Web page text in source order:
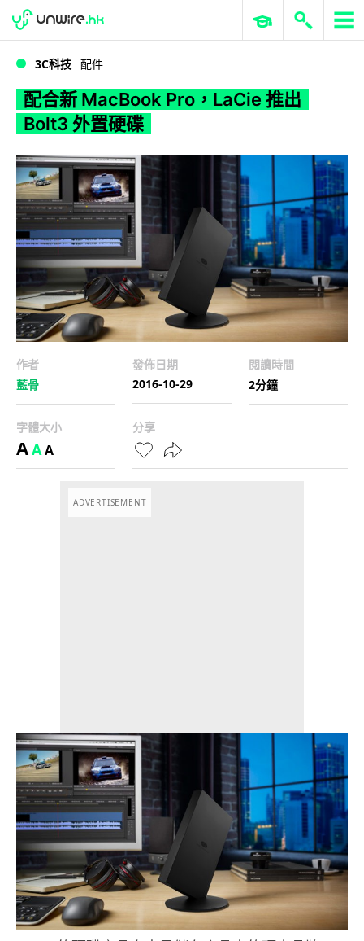
WWDC 2026 ERP 與商業 AI
3C科技 配件
配合新 MacBook Pro，LaCie 推出
Bolt3 外置硬碟
作者
藍骨
發佈日期
2016-10-29
閱讀時間
2分鐘
字體大小
AAA
分享
ADVERTISEMENT